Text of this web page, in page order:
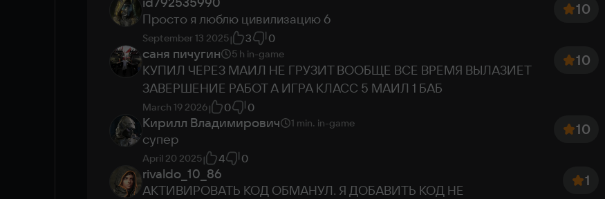
17 GB
To run in the cloud
Hi-speed internet
Purchased game
No need to download
Ultra settings
Play in the cloud
10
Просто я люблю цивилизацию 6
September 13 2025 3 0
саня пичугин 5 h in-game 10
КУПИЛ ЧЕРЕЗ МАИЛ НЕ ГРУЗИТ ВООБЩЕ ВСЕ ВРЕМЯ ВЫЛАЗИЕТ
ЗАВЕРШЕНИЕ РАБОТ А ИГРА КЛАСС 5 МАИЛ 1 БАБ
March 19 2026 0 0
Кирилл Владимирович 1 min. in-game 10
супер
April 20 2025 4 0
rivaldo_10_86 1
АКТИВИРОВАТЬ КОД ОБМАНУЛ. Я ДОБАВИТЬ КОД НЕ